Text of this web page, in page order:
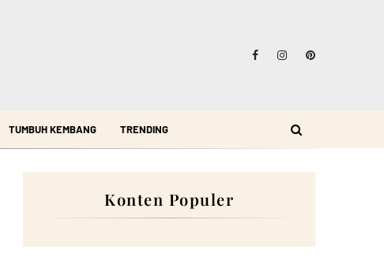
TUMBUH KEMBANG TRENDING
Konten Populer